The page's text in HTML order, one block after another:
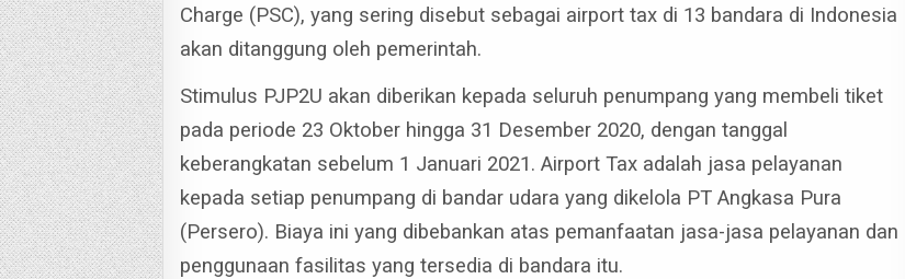
Charge (PSC), yang sering disebut sebagai airport tax di 13 bandara di Indonesia
akan ditanggung oleh pemerintah.
Stimulus PJP2U akan diberikan kepada seluruh penumpang yang membeli tiket
pada periode 23 Oktober hingga 31 Desember 2020, dengan tanggal
keberangkatan sebelum 1 Januari 2021.Airport Tax adalah jasa pelayanan
kepada setiap penumpang di bandar udarayang dikelola PT Angkasa Pura
(Persero). Biaya ini yang dibebankan atas pemanfaatan jasa-jasa pelayanan dan
penggunaan fasilitas yang tersedia di bandara itu.